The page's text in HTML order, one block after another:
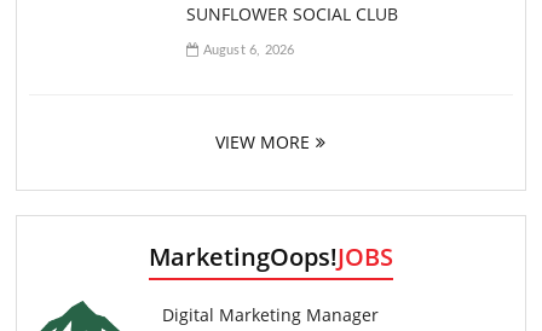
SUNFLOWER SOCIAL CLUB
August 6, 2026
VIEW MORE
MarketingOops!JOBS
Digital Marketing Manager